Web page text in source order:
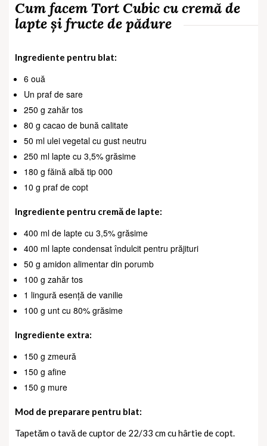
Cum facem Tort Cubic cu cremă de
lapte și fructe de pădure
Ingrediente pentru blat:
6 ouă
Un praf de sare
250 g zahăr tos
80 g cacao de bună calitate
50 ml ulei vegetal cu gust neutru
250 ml lapte cu 3,5% grăsime
180 g făină albă tip 000
10 g praf de copt
Ingrediente pentru cremă de lapte:
400 ml de lapte cu 3,5% grăsime
400 ml lapte condensat îndulcit pentru prăjituri
50 g amidon alimentar din porumb
100 g zahăr tos
1 lingură esență de vanilie
100 g unt cu 80% grăsime
Ingrediente extra:
150 g zmeură
150 g afine
150 g mure
Mod de preparare pentru blat:
Tapetăm o tavă de cuptor de 22/33 cm cu hârtie de copt.